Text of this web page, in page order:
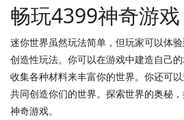
畅玩4399神奇游戏
迷你世界虽然玩法简单，但玩家可以体
创造性玩法。你可以在游戏中建造自己
收集各种材料来丰富你的世界。你还可
共同创造你们的世界。探索世界的奥秘
神奇游戏。